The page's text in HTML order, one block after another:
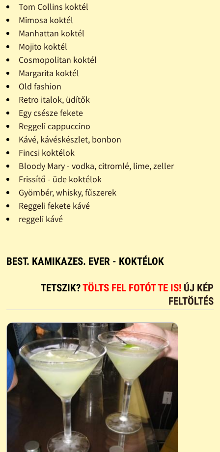
Tom Collins koktél
Mimosa koktél
Manhattan koktél
Mojito koktél
Cosmopolitan koktél
Margarita koktél
Old fashion
Retro italok, üdítők
Egy csésze fekete
Reggeli cappuccino
Kávé, kávéskészlet, bonbon
Fincsi koktélok
Bloody Mary - vodka, citromlé, lime, zeller
Frissítő - üde koktélok
Gyömbér, whisky, fűszerek
Reggeli fekete kávé
reggeli kávé
BEST. KAMIKAZES. EVER - KOKTÉLOK
TETSZIK?TÖLTS FEL FOTÓT TE IS! ÚJ KÉP
FELTÖLTÉS